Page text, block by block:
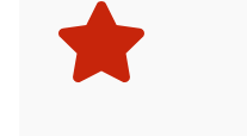
Не упустите свой
любимым
победу!